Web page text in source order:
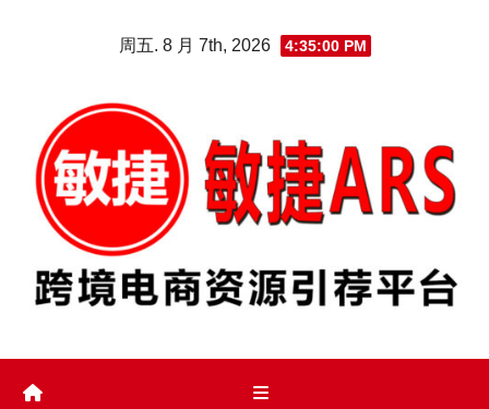
周五. 8 月 7th, 2026 4:35:00 PM